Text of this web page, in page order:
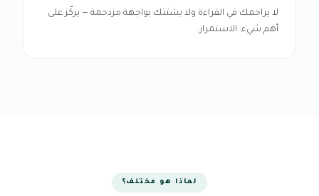
لا يزاحمك في القراءة ولا يشتتك بواجهة مزدحمة — يركّز على
أهم شيء: الاستمرار.
لماذا هو مختلف؟